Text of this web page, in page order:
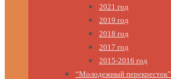
2021 год
2019 год
2018 год
2017 год
2015-2016 год
“Молодежный перекресток”